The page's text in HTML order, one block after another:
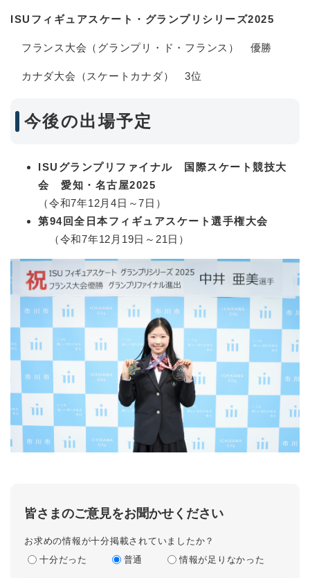
ISUフィギュアスケート・グランプリシリーズ2025
フランス大会（グランプリ・ド・フランス） 優勝
カナダ大会（スケートカナダ） 3位
今後の出場予定
ISUグランプリファイナル 国際スケート競技大
会 愛知・名古屋2025
（令和7年12月4日～7日）
第94回全日本フィギュアスケート選手権大会
（令和7年12月19日～21日）
皆さまのご意見をお聞かせください
お求めの情報が十分掲載されていましたか？
十分だった
普通 情報が足りなかった